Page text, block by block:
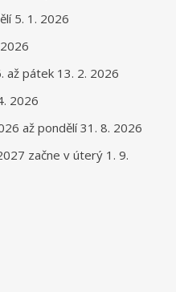
5. 1. 2026
až pátek 13. 2. 2026
2026
až pondělí 31. 8. 2026
začne v úterý 1. 9.